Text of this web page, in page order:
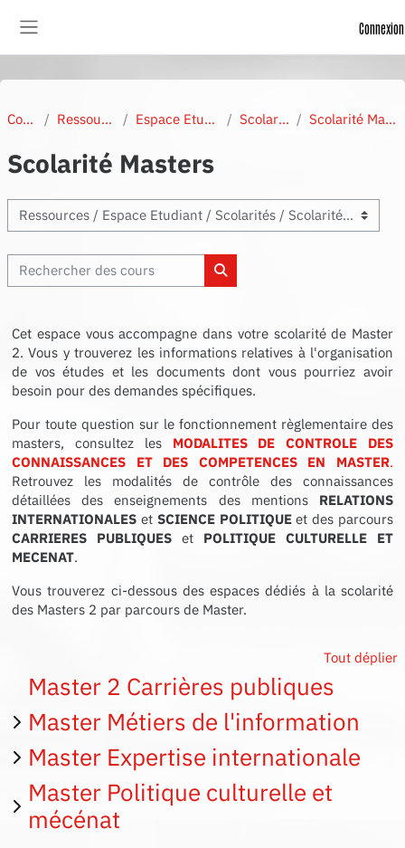
Connexion
Cours Ressources Espace Etudiant Scolarités Scolarité Masters
Scolarité Masters
Enseignements
Rechercher des cours
Rechercher des cours
Cet espace vous accompagne dans votre scolarité de Master
2. Vous y trouverez les informations relatives à l'organisation
de vos études et les documents dont vous pourriez avoir
besoin pour des demandes spécifiques.
Pour toute question sur le fonctionnement règlementaire des
masters, consultez les MODALITES DE CONTROLE DES
CONNAISSANCES ET DES COMPETENCES EN MASTER.
Retrouvez les modalités de contrôle des connaissances
détaillées des enseignements des mentions RELATIONS
INTERNATIONALES et SCIENCE POLITIQUEet des parcours
CARRIERES PUBLIQUES et POLITIQUE CULTURELLE ET
MECENAT.
Vous trouverez ci-dessous des espaces dédiés à la scolarité
des Masters 2 par parcours de Master.
Tout déplier
Master 2 Carrières publiques
Master Métiers de l'information
Master Expertise internationale
Master Politique culturelle et
mécénat